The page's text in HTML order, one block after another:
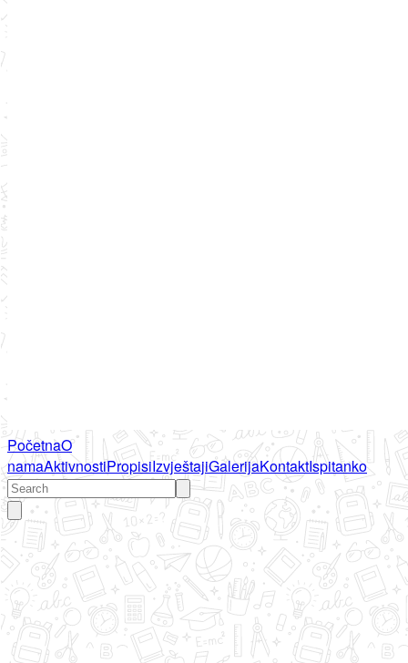
PočetnaO
namaAktivnostiPropisiIzvještajiGalerijaKontaktIspitanko